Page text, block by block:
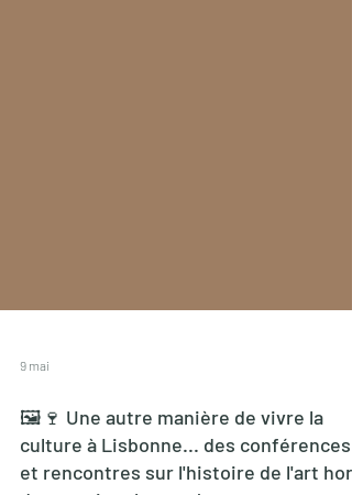
🖼🍷 Une autre manière de vivre la
culture à Lisbonne... des conférences